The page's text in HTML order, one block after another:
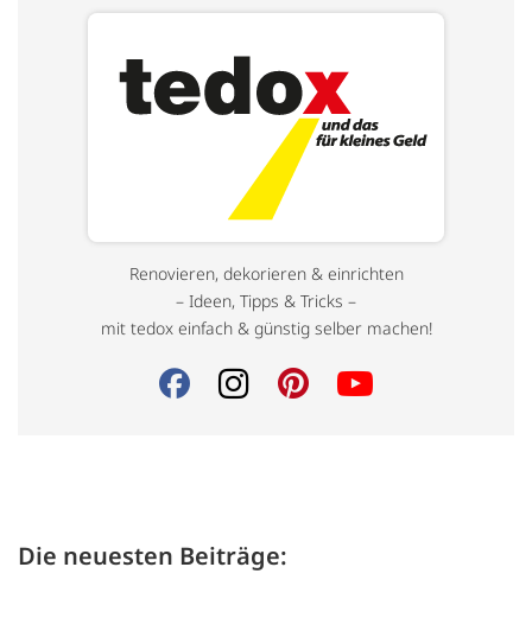
Renovieren, dekorieren & einrichten
– Ideen, Tipps & Tricks –
mit tedox einfach & günstig selber machen!
Die neuesten Beiträge: